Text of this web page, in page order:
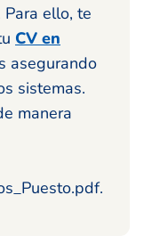
ello, te
CV en
asegurando
sistemas.
manera